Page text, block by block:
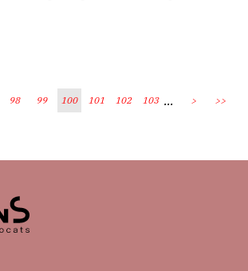
98 99 100 101 102 103 ... > >>